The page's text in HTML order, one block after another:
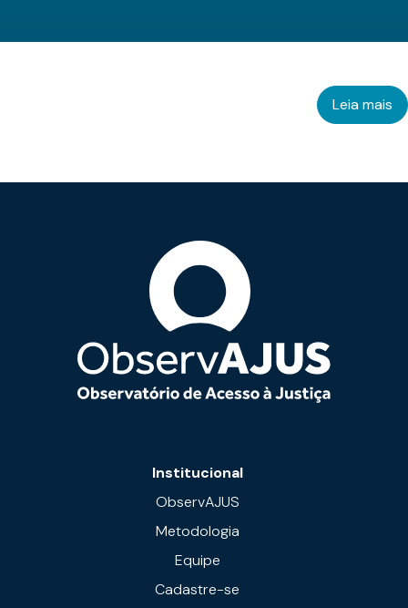
Leia mais
Institucional
ObservAJUS
Metodologia
Equipe
Cadastre-se